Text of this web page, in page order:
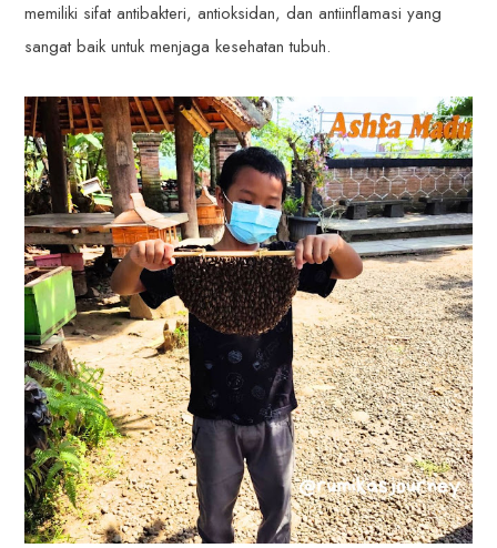
memiliki sifat antibakteri, antioksidan, dan antiinflamasi yang
sangat baik untuk menjaga kesehatan tubuh.